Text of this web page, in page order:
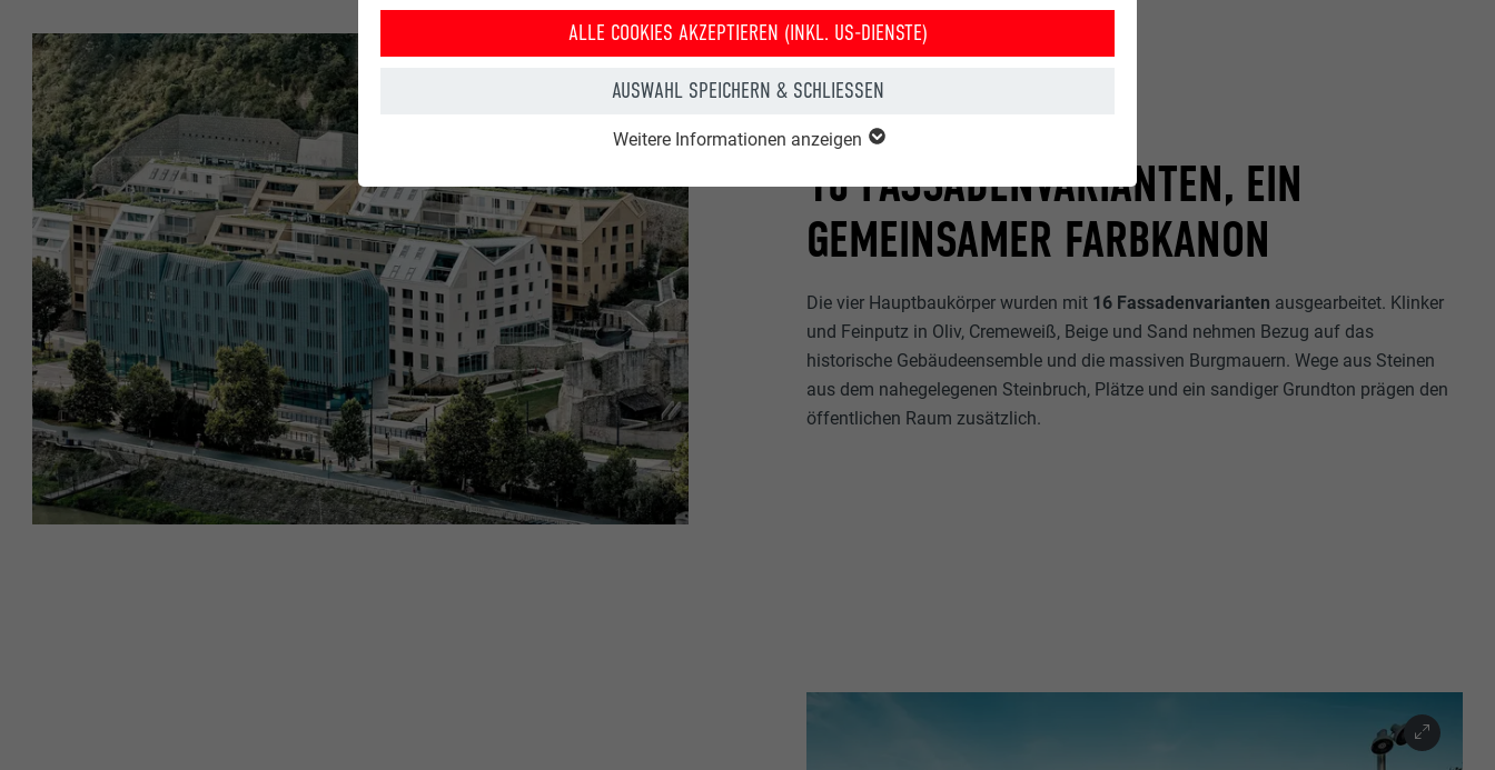
ALLE COOKIES AKZEPTIEREN (INKL. US-DIENSTE)
AUSWAHL SPEICHERN & SCHLIESSEN
Weitere Informationen anzeigen
16 FASSADENVARIANTEN, EIN
GEMEINSAMER FARBKANON
Die vier Hauptbaukörper wurden mit 16 Fassadenvarianten ausgearbeitet. Klinker
und Feinputz in Oliv, Cremeweiß, Beige und Sand nehmen Bezug auf das
historische Gebäudeensemble und die massiven Burgmauern. Wege aus Steinen
aus dem nahegelegenen Steinbruch, Plätze und ein sandiger Grundton prägen den
öffentlichen Raum zusätzlich.